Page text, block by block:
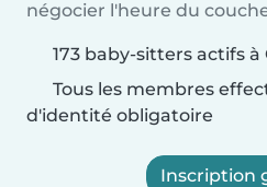
négocier l'heure du
173 baby-sitters actifs à
Tous les membres
d'identité obligatoire
Inscription